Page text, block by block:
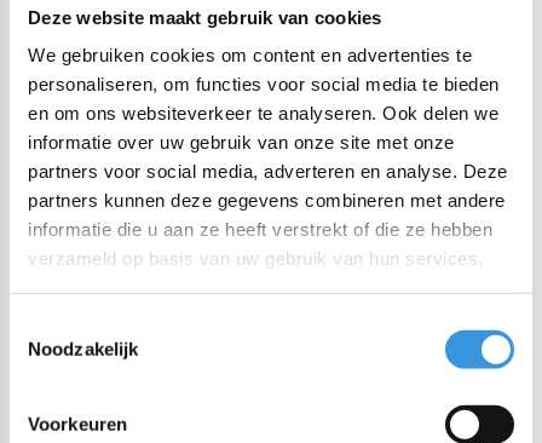
Deze website maakt gebruik van cookies
We gebruiken cookies om content en advertenties te
personaliseren, om functies voor social media te bieden
en om ons websiteverkeer te analyseren. Ook delen we
informatie over uw gebruik van onze site met onze
partners voor social media, adverteren en analyse. Deze
partners kunnen deze gegevens combineren met andere
informatie die u aan ze heeft verstrekt of die ze hebben
verzameld op basis van uw gebruik van hun services.
Noodzakelijk
Voorkeuren
Gratis verzending NL/BE vanaf €60 + gratis cadeau twv
€25!
Bestel voor 22:00 (NL) 21:00 (BE & international)
Lekvrij makkelijk-te-openen siliconen deksel
BPA, PVC en Ftalaten vrij
Productomschrijving
MontiiCo Bento Sluitclip
De MontiiCo Bento Sluitclip is geschikt als vervangende
sluitclip of om een kleuraccent toe te voegen aan je bento
box. Deze sluitclip is gemaakt van USFDA-goedgekeurd
voedselveilig ABS-plastic.